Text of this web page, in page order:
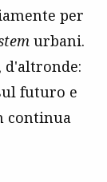
per
urbani.
d'altronde:
futuro e
continua